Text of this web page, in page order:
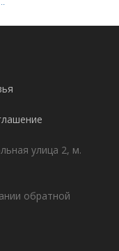
и
улица 2, м.
обратной